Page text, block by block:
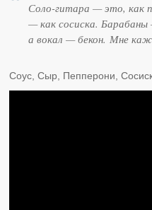
Соло-гитара — это, как
— как сосиска. Барабаны
а вокал — бекон. Мне
Соус, Сыр, Пепперони,